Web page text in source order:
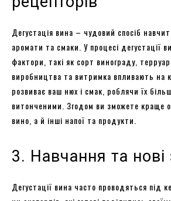
Дегустація вина – чудовий спосіб
аромати та смаки. У процесі дегустації
фактори, такі як сорт винограду,
виробництва та витримка впливають на
розвиває ваш нюх і смак, роблячи їх
витонченими. Згодом ви зможете краще
вино, а й інші напої та продукти.
3. Навчання та нові
Дегустації вина часто проводяться під